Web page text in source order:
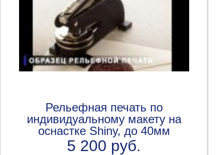
Рельефная печать по
индивидуальному макету на
оснастке Shiny, до 40мм
5 200 руб.